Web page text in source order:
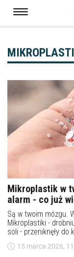
Mikroplastik w
alarm - co już
Są w twoim mózgu.
Mikroplastiki -
soli - przeniknęły do
nauka dopiero
niepokojące.
15 marca 2026,